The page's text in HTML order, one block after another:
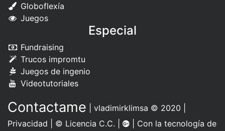
Globoflexía
Juegos
Especial
Fundraising
Trucos impromtu
Juegos de ingenio
Videotutoriales
Contactame vladimirklimsa © 2020 |
Privacidad
© Licencia C.C.
| Con la tecnología de